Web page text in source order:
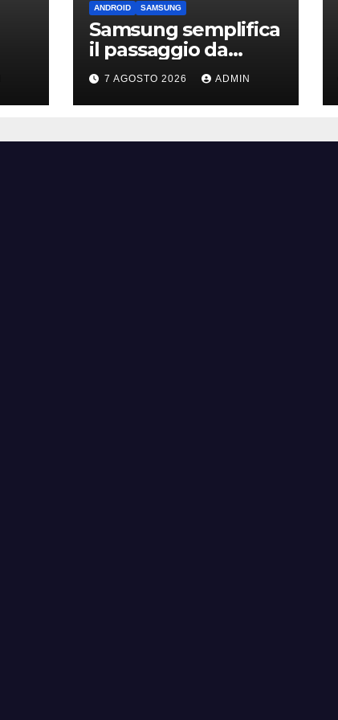
ANDROID SAMSUNG
Samsung semplifica
il passaggio da
iPhone: passa
WhatsApp e c’è
l’assistenza
7 AGOSTO 2026 ADMIN